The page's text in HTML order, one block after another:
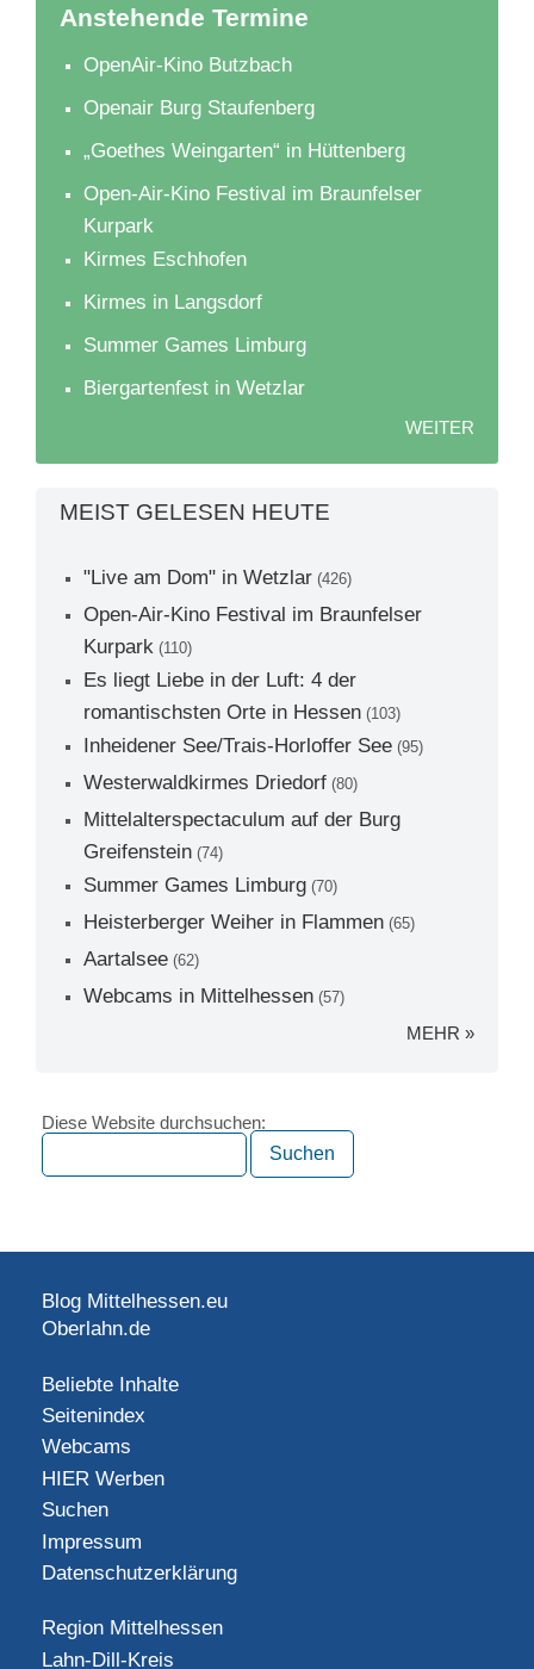
Anstehende Termine
OpenAir-Kino Butzbach
Openair Burg Staufenberg
„Goethes Weingarten“ in Hüttenberg
Open-Air-Kino Festival im Braunfelser
Kurpark
Kirmes Eschhofen
Kirmes in Langsdorf
Summer Games Limburg
Biergartenfest in Wetzlar
WEITER
MEIST GELESEN HEUTE
"Live am Dom" in Wetzlar (426)
Open-Air-Kino Festival im Braunfelser
Kurpark (110)
Es liegt Liebe in der Luft: 4 der
romantischsten Orte in Hessen (103)
Inheidener See/Trais-Horloffer See (95)
Westerwaldkirmes Driedorf (80)
Mittelalterspectaculum auf der Burg
Greifenstein (74)
Summer Games Limburg (70)
Heisterberger Weiher in Flammen (65)
Aartalsee (62)
Webcams in Mittelhessen (57)
MEHR »
Diese Website durchsuchen:
Blog Mittelhessen.eu
Oberlahn.de
Beliebte Inhalte
Seitenindex
Webcams
HIER Werben
Suchen
Impressum
Datenschutzerklärung
Region Mittelhessen
Lahn-Dill-Kreis